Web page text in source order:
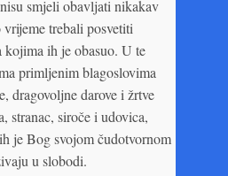
smjeli obavljati nikakav
vrijeme trebali posvetiti
ih je obasuo. U te
primljenim blagoslovima
dragovoljne darove i žrtve
stranac, siroče i udovica,
je Bog svojom čudotvornom
u slobodi.